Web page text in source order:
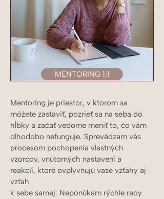
MENTORING 1:1
Mentoring je priestor, v ktorom sa
môžete zastaviť, pozrieť sa na seba do
hĺbky a začať vedome meniť to, čo vám
dlhodobo nefunguje. Sprevádzam vás
procesom pochopenia vlastných
vzorcov, vnútorných nastavení a
reakcií, ktoré ovplyvňujú vaše vzťahy aj
vzťah
k sebe samej. Neponúkam rýchle rady